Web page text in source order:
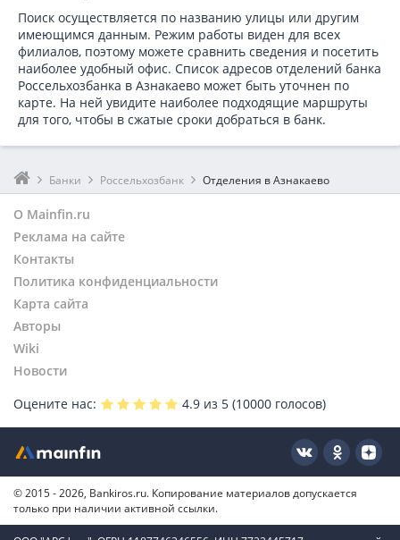
Поиск осуществляется по названию улицы или другим
имеющимся данным. Режим работы виден для всех
филиалов, поэтому можете сравнить сведения и посетить
наиболее удобный офис. Список адресов отделений банка
Россельхозбанка в Азнакаево может быть уточнен по
карте. На ней увидите наиболее подходящие маршруты
для того, чтобы в сжатые сроки добраться в банк.
Банки Россельхозбанк Отделения в Азнакаево
О Mainfin.ru
Реклама на сайте
Контакты
Политика конфиденциальности
Карта сайта
Авторы
Wiki
Новости
Оцените нас:
4.9 из 5 (10000 голосов)
© 2015 - 2026, Bankiros.ru. Копирование материалов допускается
только при наличии активной ссылки.